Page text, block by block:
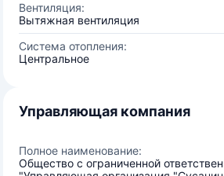
Вентиляция:
Вытяжная вентиляция
Система отопления:
Центральное
Управляющая компания
Полное наименование:
Общество с ограниченной